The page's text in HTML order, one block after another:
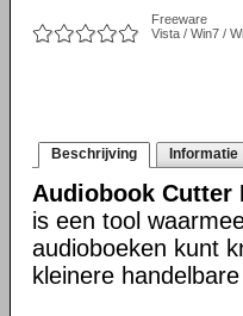
Freeware
Vista / Win7 /
Beschrijving Informatie
Audiobook Cutter
is een tool
audioboeken kunt
kleinere